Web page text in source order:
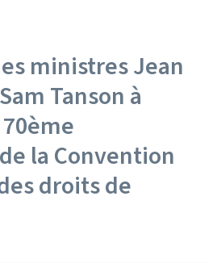
ministres Jean
Tanson à
la Convention
droits de